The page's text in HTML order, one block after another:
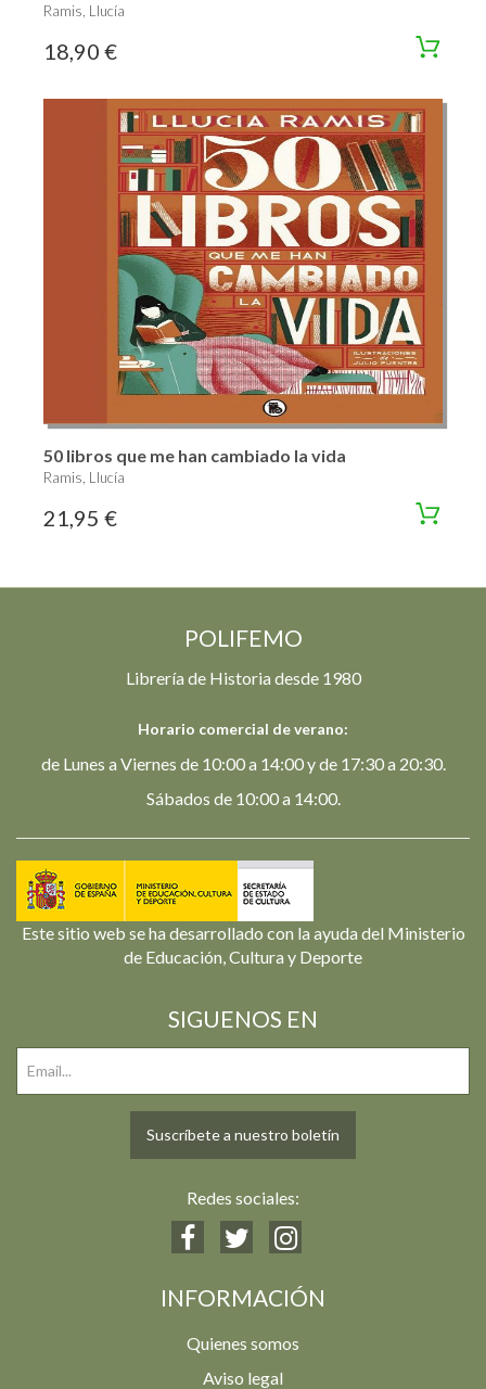
Ramis, Llucía
18,90 €
50 libros que me han cambiado la vida
Ramis, Llucía
21,95 €
POLIFEMO
Librería de Historia desde 1980
Horario comercial de verano:
de Lunes a Viernes de 10:00 a 14:00 y de 17:30 a 20:30.
Sábados de 10:00 a 14:00.
Este sitio web se ha desarrollado con la ayuda del Ministerio
de Educación, Cultura y Deporte
SIGUENOS EN
Suscríbete a nuestro boletín
Redes sociales:
INFORMACIÓN
Quienes somos
Aviso legal